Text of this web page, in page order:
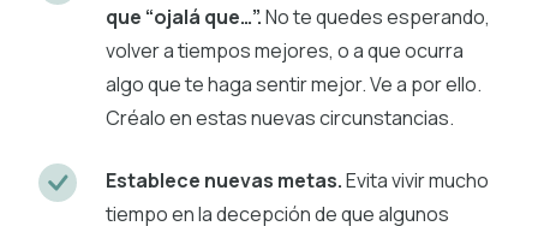
que “ojalá que…”.No te quedes esperando,
volver a tiempos mejores, o a que ocurra
algo que te haga sentir mejor. Ve a por ello.
Créalo en estas nuevas circunstancias.
Establece nuevas metas.Evita vivir mucho
tiempo en la decepción de que algunos